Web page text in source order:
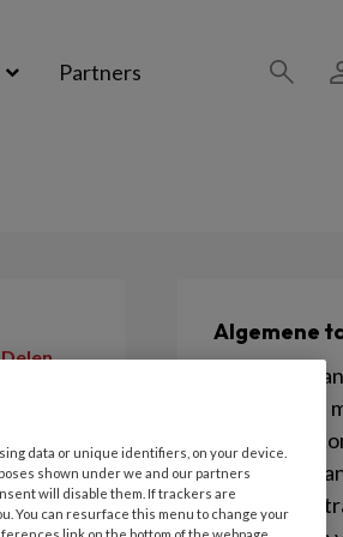
Partners
Delen
Algemene
Algemene
de reguliere
periodieke
verhelpen
maar ook
data or unique identifiers, on your device.
shown under we and our partners
will disable them. If trackers are
You can resurface this menu to change your